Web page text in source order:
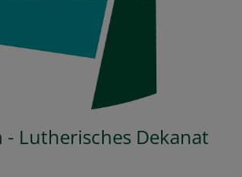
- Lutherisches Dekanat